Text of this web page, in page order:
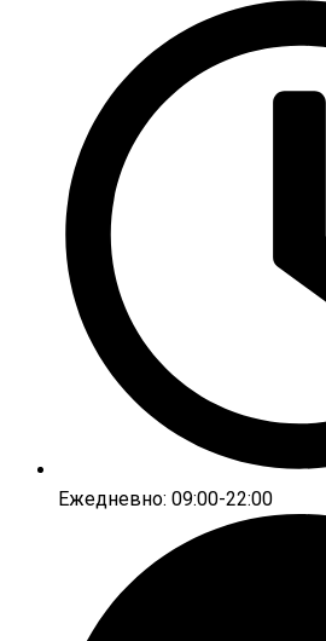
Ежедневно: 09:00-22:00